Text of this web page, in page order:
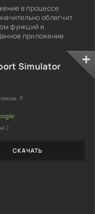
в процессе
облегчит
функций и
приложение
Simulator
СКАЧАТЬ
0